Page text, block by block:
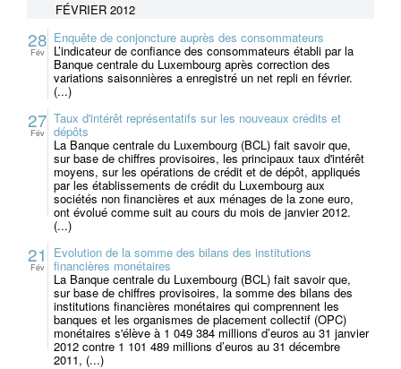
FÉVRIER 2012
28
Fév
Enquête de conjoncture auprès des consommateurs
L’indicateur de confiance des consommateurs établi par la
Banque centrale du Luxembourg après correction des
variations saisonnières a enregistré un net repli en février.
(...)
27
Fév
Taux d'intérêt représentatifs sur les nouveaux crédits et
dépôts
La Banque centrale du Luxembourg (BCL) fait savoir que,
sur base de chiffres provisoires, les principaux taux d'intérêt
moyens, sur les opérations de crédit et de dépôt, appliqués
par les établissements de crédit du Luxembourg aux
sociétés non financières et aux ménages de la zone euro,
ont évolué comme suit au cours du mois de janvier 2012.
(...)
21
Fév
Evolution de la somme des bilans des institutions
financières monétaires
La Banque centrale du Luxembourg (BCL) fait savoir que,
sur base de chiffres provisoires, la somme des bilans des
institutions financières monétaires qui comprennent les
banques et les organismes de placement collectif (OPC)
monétaires s'élève à 1 049 384 millions d’euros au 31 janvier
2012 contre 1 101 489 millions d’euros au 31 décembre
2011, (...)